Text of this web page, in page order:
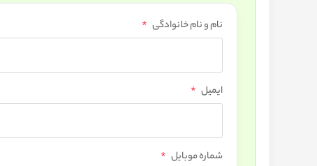
نام و نام خانوادگی *
ایمیل *
شماره موبایل *